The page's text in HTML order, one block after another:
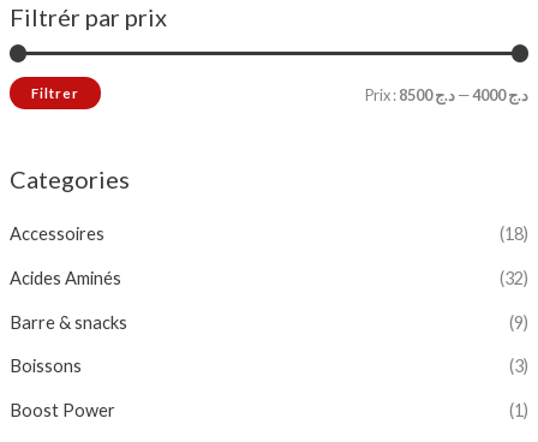
Filtrér par prix
Filtrer Prix : د.ج 4000 —د.ج 8500
Categories
Accessoires (18)
Acides Aminés (32)
Barre & snacks (9)
Boissons (3)
Boost Power (1)